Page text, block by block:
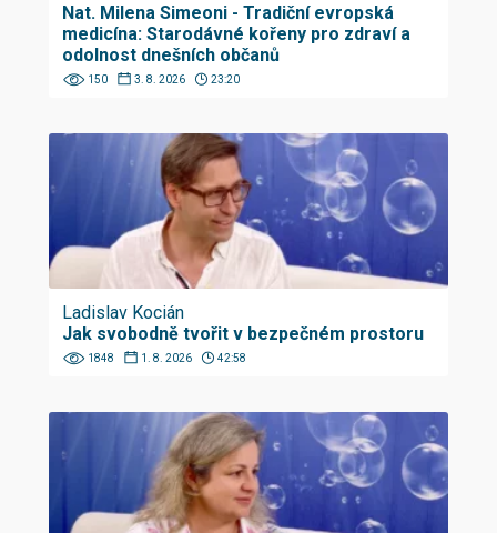
Nat. Milena Simeoni - Tradiční evropská
medicína: Starodávné kořeny pro zdraví a
odolnost dnešních občanů
150 3. 8. 2026 23:20
Ladislav Kocián
Jak svobodně tvořit v bezpečném prostoru
1848 1. 8. 2026 42:58